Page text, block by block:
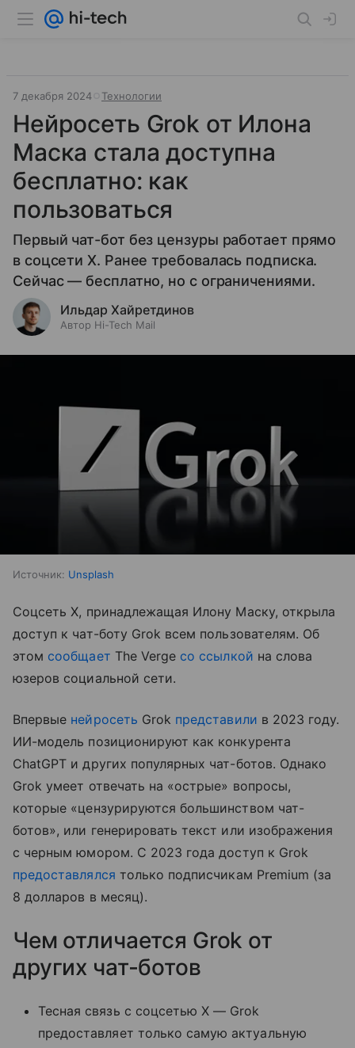
7 декабря 2024 Технологии
Нейросеть Grok от Илона
Маска стала доступна
бесплатно: как
пользоваться
Первый чат-бот без цензуры работает прямо
в соцсети X. Ранее требовалась подписка.
Сейчас — бесплатно, но с ограничениями.
Ильдар Хайретдинов
Автор Hi-Tech Mail
Источник: Unsplash
Соцсеть X, принадлежащая Илону Маску, открыла
доступ к чат-боту Grok всем пользователям. Об
этом сообщает The Verge со ссылкой на слова
юзеров социальной сети.
Впервые нейросеть Grok представили в 2023 году.
ИИ-модель позиционируют как конкурента
ChatGPT и других популярных чат-ботов. Однако
Grok умеет отвечать на «острые» вопросы,
которые «цензурируются большинством чат-
ботов», или генерировать текст или изображения
с черным юмором. С 2023 года доступ к Grok
предоставлялся только подписчикам Premium (за
8 долларов в месяц).
Чем отличается Grok от
других чат-ботов
Тесная связь с соцсетью X — Grok
предоставляет только самую актуальную